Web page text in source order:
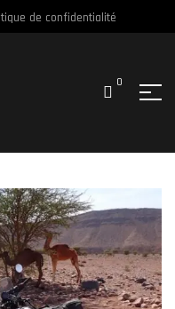
de confidentialité
0